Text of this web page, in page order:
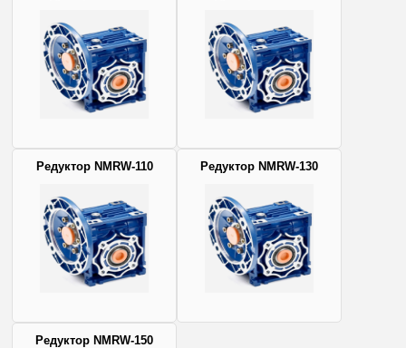
Редуктор NMRW-110 Редуктор NMRW-130
Редуктор NMRW-150